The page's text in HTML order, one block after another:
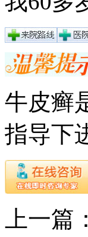
牛皮癣
指导下
上一篇：